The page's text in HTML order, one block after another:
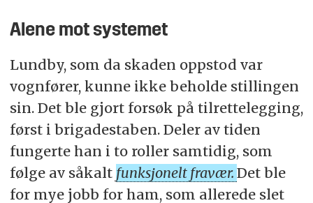
Alene mot systemet
Lundby, som da skaden oppstod var
vognfører, kunne ikke beholde stillingen
sin. Det ble gjort forsøk på tilrettelegging,
først i brigadestaben. Deler av tiden
fungerte han i to roller samtidig, som
følge av såkalt funksjonelt fravær. Det ble
for mye jobb for ham, som allerede slet